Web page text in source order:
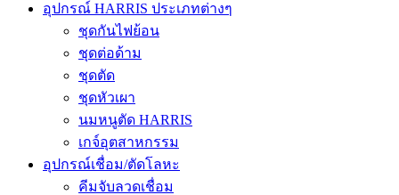
อุปกรณ์ HARRIS ประเภทต่างๆ
ชุดกันไฟย้อน
ชุดต่อด้าม
ชุดตัด
ชุดหัวเผา
นมหนูตัด HARRIS
เกจ์อุตสาหกรรม
อุปกรณ์เชื่อม/ตัดโลหะ
คีมจับลวดเชื่อม